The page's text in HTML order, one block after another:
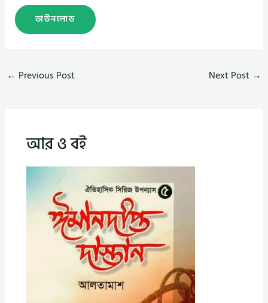
ডাউনলোড
← Previous Post Next Post →
আর ও বই